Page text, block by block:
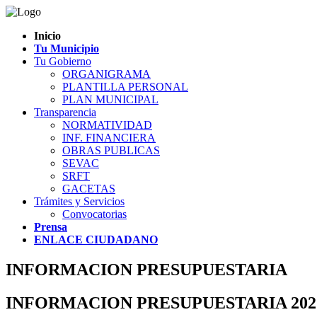
Inicio
Tu Municipio
Tu Gobierno
ORGANIGRAMA
PLANTILLA PERSONAL
PLAN MUNICIPAL
Transparencia
NORMATIVIDAD
INF. FINANCIERA
OBRAS PUBLICAS
SEVAC
SRFT
GACETAS
Trámites y Servicios
Convocatorias
Prensa
ENLACE CIUDADANO
INFORMACION PRESUPUESTARIA
INFORMACION PRESUPUESTARIA